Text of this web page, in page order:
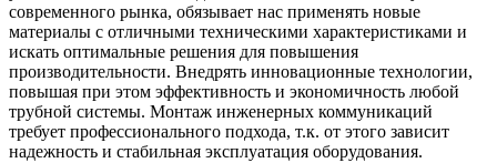
современного рынка, обязывает нас применять новые
материалы с отличными техническими характеристиками и
искать оптимальные решения для повышения
производительности. Внедрять инновационные технологии,
повышая при этом эффективность и экономичность любой
трубной системы. Монтаж инженерных коммуникаций
требует профессионального подхода, т.к. от этого зависит
надежность и стабильная эксплуатация оборудования.